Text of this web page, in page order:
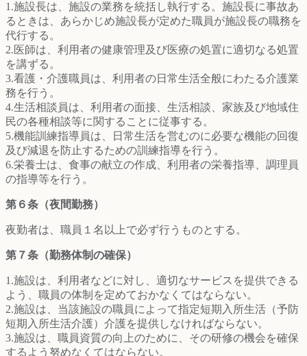
1.施設長は、施設の業務を統括し執行する。施設長に事故あ
るときは、あらかじめ施設長が定めた職員が施設長の職務を
代行する。
2.医師は、利用者の健康管理及び医療の処置に適切なる処置
を講ずる。
3.看護・介護職員は、利用者の日常生活全般にわたる介護業
務を行う。
4.生活相談員は、利用者の面接、生活相談、家族及び地域住
民の各種相談等に関することに従事する。
5.機能訓練指導員は、日常生活を営むのに必要な機能の回復
及び減退を防止するための訓練指導を行う。
6.栄養士は、食事の献立の作成、利用者の栄養指導、調理員
の指導等を行う。
第６条（夜間勤務）
夜勤者は、職員１名以上で必ず行うものとする。
第７条（勤務体制の確保）
1.施設は、利用者などに対し、適切なサービスを提供できる
よう、職員の体制を定めておかなくてはならない。
2.施設は、当該施設の職員によって指定短期入所生活（予防
短期入所生活介護）介護を提供しなければならない。
3.施設は、職員資質の向上のために、その研修の機会を確保
するよう努めなくてはならない。